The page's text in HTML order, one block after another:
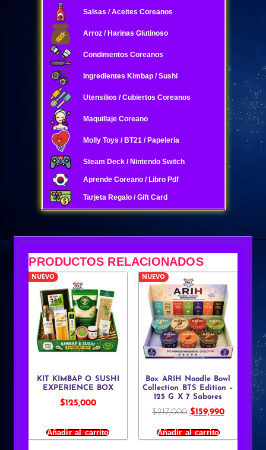
Salsas / Aceites Coreanos
Arroz / Harinas Glutinoso
Condimentos Coreanos
Ingredientes Kimbap / Sushi
Utensilios / Cubiertos Coreanos
Maquillaje Coreano
Molly Toys / BT21 / Papeleria
Steam Deck / Nintendo Switch
Aprende Coreano / Libro Pdf
Tarjeta Regalo / Gift Card
PRODUCTOS RELACIONADOS
NUEVO
KIT KIMBAP O SUSHI
EXPERIENCE BOX
$125,000
Añadir al carrito
NUEVO
Box ARIH Noodle Bowl
Collection BTS Edition –
125 G X 7 Sabores
$217,000 $159,990
Añadir al carrito